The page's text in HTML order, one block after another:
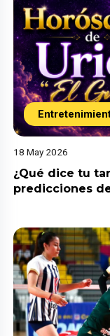
18 May 2026
¿Qué dice tu
predicciones